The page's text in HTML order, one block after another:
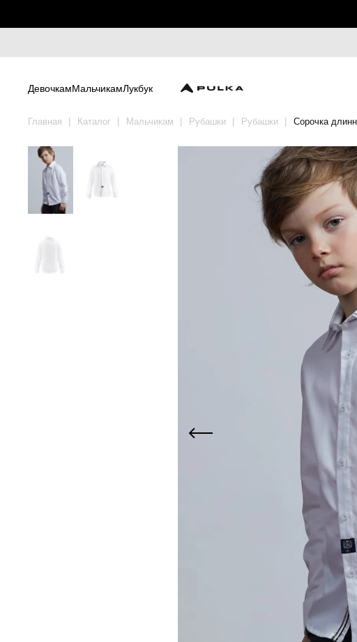
ДевочкамМальчикамЛукбук
Главная Каталог Мальчикам Рубашки Рубашки Сорочка